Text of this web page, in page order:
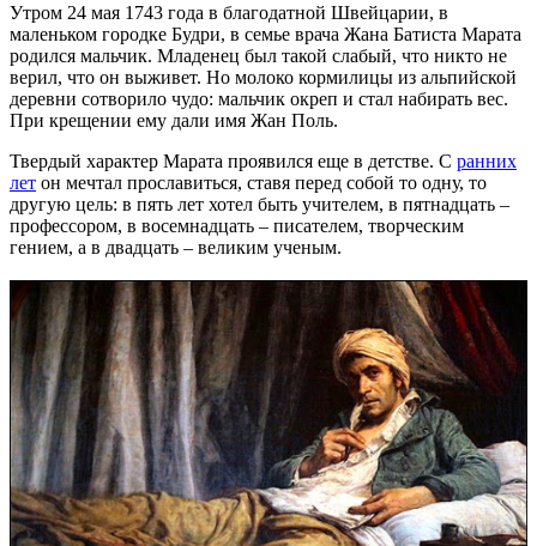
Утром 24 мая 1743 года в благодатной Швейцарии, в
маленьком городке Будри, в семье врача Жана Батиста Марата
родился мальчик. Младенец был такой слабый, что никто не
верил, что он выживет. Но молоко кормилицы из альпийской
деревни сотворило чудо: мальчик окреп и стал набирать вес.
При крещении ему дали имя Жан Поль.
Твердый характер Марата проявился еще в детстве. С ранних
лет он мечтал прославиться, ставя перед собой то одну, то
другую цель: в пять лет хотел быть учителем, в пятнадцать –
профессором, в восемнадцать – писателем, творческим
гением, а в двадцать – великим ученым.